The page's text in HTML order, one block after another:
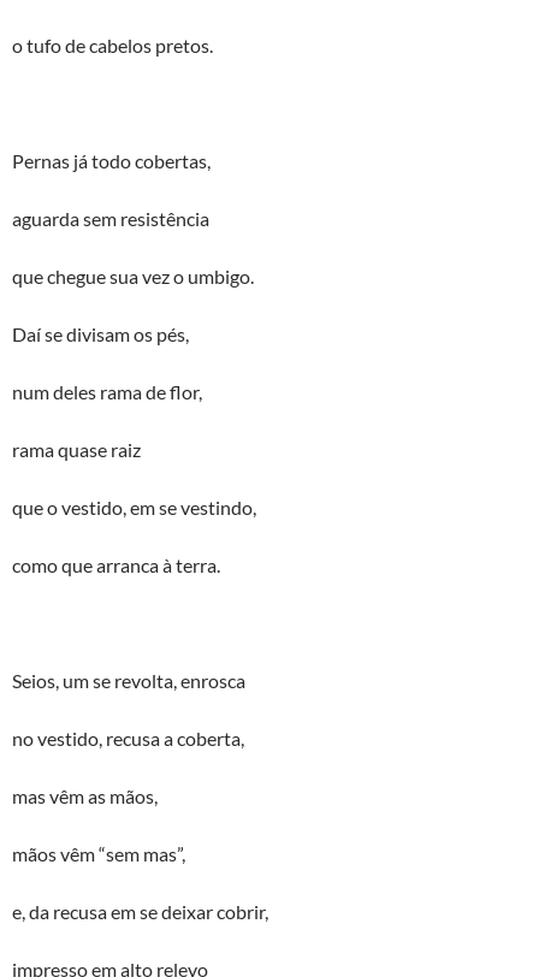
o tufo de cabelos pretos.
Pernas já todo cobertas,
aguarda sem resistência
que chegue sua vez o umbigo.
Daí se divisam os pés,
num deles rama de flor,
rama quase raiz
que o vestido, em se vestindo,
como que arranca à terra.
Seios, um se revolta, enrosca
no vestido, recusa a coberta,
mas vêm as mãos,
mãos vêm “sem mas”,
e, da recusa em se deixar cobrir,
impresso em alto relevo